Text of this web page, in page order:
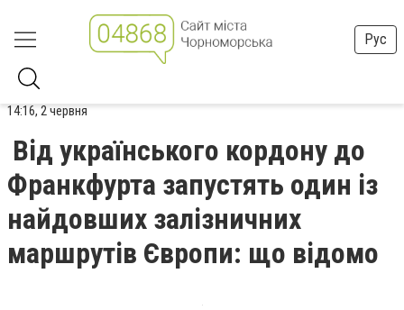
Рус
14:16, 2 червня
Від українського кордону до
Франкфурта запустять один із
найдовших залізничних
маршрутів Європи: що відомо